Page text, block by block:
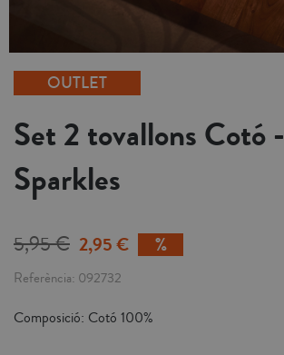
OUTLET
Set 2 tovallons Cotó -
Sparkles
5,95 € 2,95 €
Referència 092732
Composició: Cotó 100%